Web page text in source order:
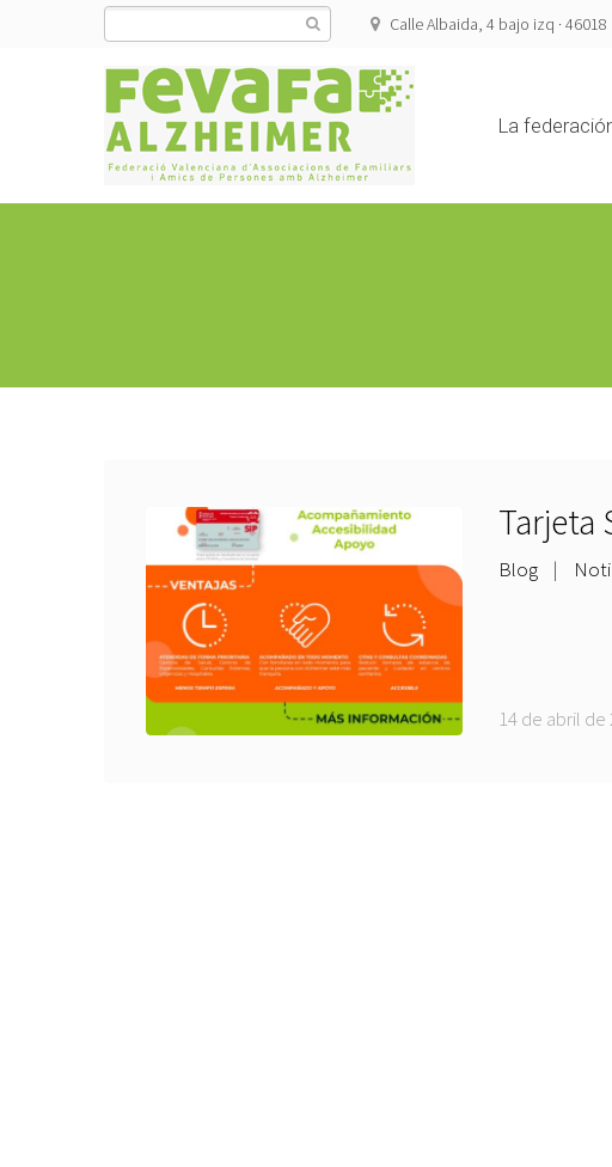
Calle Albaida, 4 bajo izq · 46018
La
Tarjeta
Blog |
14 de abril de